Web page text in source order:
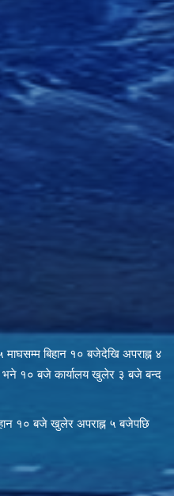
माघसम्म बिहान १० बजेदेखि अपराह्न ४
१० बजे कार्यालय खुलेर ३ बजे बन्द
१० बजे खुलेर अपराह्न ५ बजेपछि